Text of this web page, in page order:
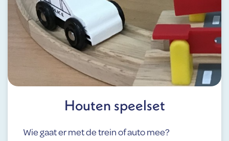
Houten speelset
Wie gaat er met de trein of auto mee?